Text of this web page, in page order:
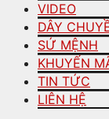
VIDEO
DÂY
SỨ MỆNH
KHUYẾN
TIN TỨC
LIÊN HỆ